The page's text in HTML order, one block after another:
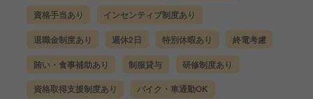
資格手当あり インセンティブ制度あり
退職金制度あり 週休2日 特別休暇あり 終電考慮
賄い・食事補助あり 制服貸与 研修制度あり
資格取得支援制度あり バイク・車通勤OK